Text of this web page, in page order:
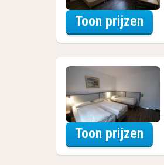
Toon prijzen
Toon prijzen